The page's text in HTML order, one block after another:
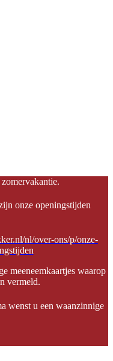
onze openingstijden
nl/over-ons/p/onze-
meeneemkaartjes waarop
vermeld.
wenst u een waanzinnige